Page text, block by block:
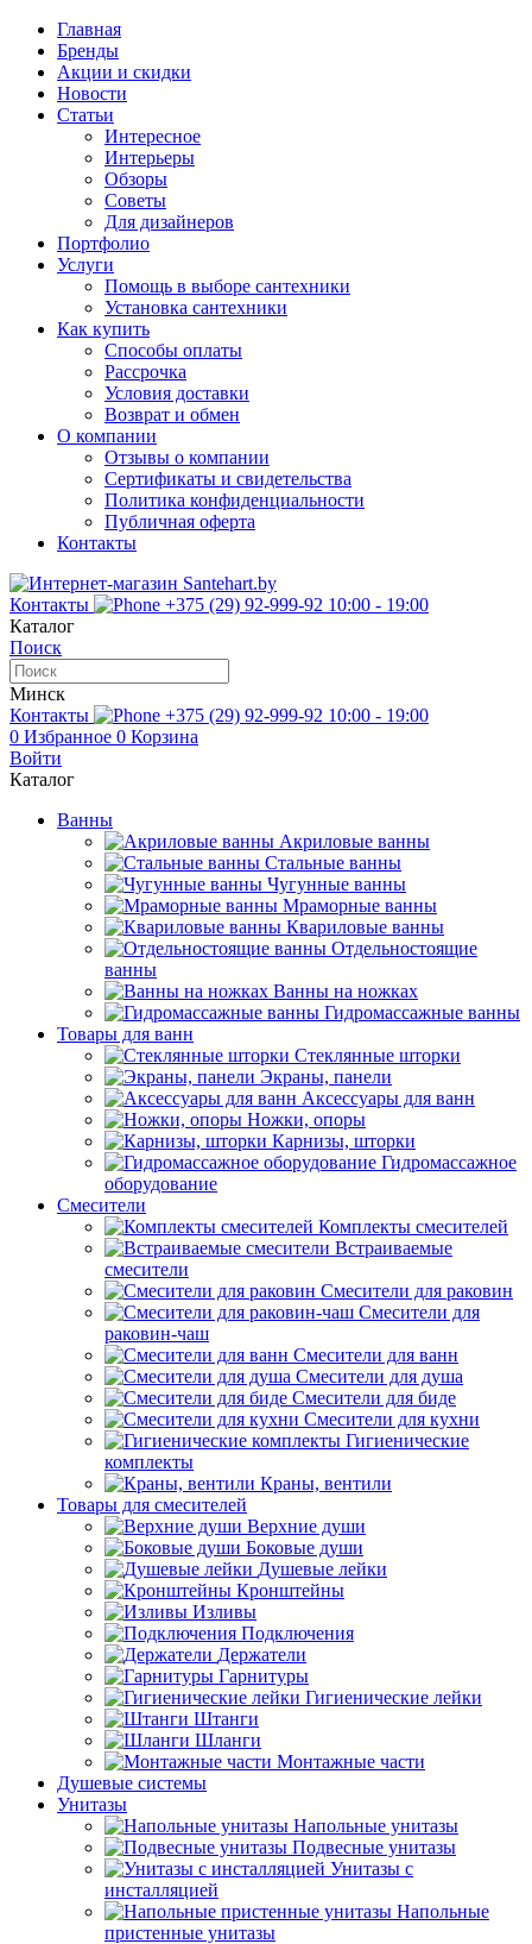
Главная
Бренды
Акции и скидки
Новости
Статьи
Интересное
Интерьеры
Обзоры
Советы
Для дизайнеров
Портфолио
Услуги
Помощь в выборе сантехники
Установка сантехники
Как купить
Способы оплаты
Рассрочка
Условия доставки
Возврат и обмен
О компании
Отзывы о компании
Сертификаты и свидетельства
Политика конфиденциальности
Публичная оферта
Контакты
Контакты +375 (29) 92-999-92 10:00 - 19:00
Каталог
Поиск
Минск
Контакты
+375 (29) 92-999-92 10:00 - 19:00
0 Избранное 0 Корзина
Войти
Каталог
Ванны
Акриловые ванны
Стальные ванны
Чугунные ванны
Мраморные ванны
Квариловые ванны
Отдельностоящие
ванны
Ванны на ножках
Гидромассажные ванны
Товары для ванн
Стеклянные шторки
Экраны, панели
Аксессуары для ванн
Ножки, опоры
Карнизы, шторки
Гидромассажное
оборудование
Смесители
Комплекты смесителей
Встраиваемые
смесители
Смесители для раковин
Смесители для
раковин-чаш
Смесители для ванн
Смесители для душа
Смесители для биде
Смесители для кухни
Гигиенические
комплекты
Краны, вентили
Товары для смесителей
Верхние души
Боковые души
Душевые лейки
Кронштейны
Изливы
Подключения
Держатели
Гарнитуры
Гигиенические лейки
Штанги
Шланги
Монтажные части
Душевые системы
Унитазы
Напольные унитазы
Подвесные унитазы
Унитазы с
инсталляцией
Напольные
пристенные унитазы